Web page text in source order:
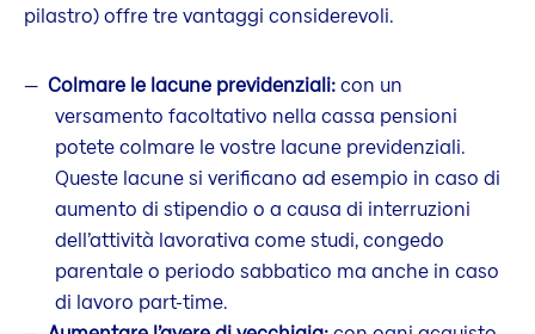
pilastro) offre tre vantaggi considerevoli.
Colmare le lacune previdenziali:con un
versamento facoltativo nella cassa pensioni
potete colmare le vostre lacune previdenziali.
Queste lacune si verificano ad esempio in caso di
aumento di stipendio o a causa di interruzioni
dell’attività lavorativa come studi, congedo
parentale o periodo sabbatico ma anche in caso
di lavoro part-time.